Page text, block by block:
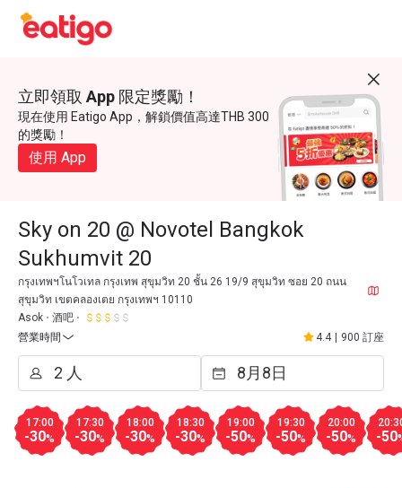
立即領取 App 限定獎勵！
現在使用 Eatigo App，解鎖價值高達THB 300
的獎勵！
使用 App
Sky on 20 @ Novotel Bangkok
Sukhumvit 20
กรุงเทพฯโนโวเทล กรุงเทพ สุขุมวิท 20 ชั้น 26 19/9 สุขุมวิท ซอย 20 ถนน
สุขุมวิท เขตคลองเตย กรุงเทพฯ 10110
Asok
酒吧
營業時間
4.4 900 訂座
17:00
-30%
17:30
-30%
18:00
-30%
18:30
-30%
19:00
-50%
19:30
-50%
20:00
-50% -50